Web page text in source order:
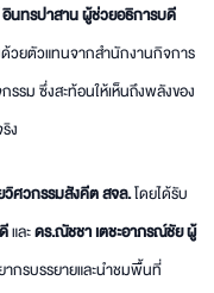
นทรปาสาน ผู้ช่วยอธิการบดี
ยตัวแทนจากสำนักงานกิจการ
รม ซึ่งสะท้อนให้เห็นถึงพลังของ
ง
ศวกรรมสังคีต สจล.โดยได้รับ
และดร.ณัชชา เตชะอาภรณ์ชัย ผู้
กรบรรยายและนำชมพื้นที่